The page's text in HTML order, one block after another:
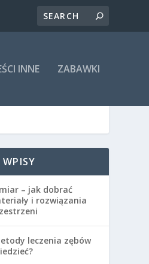
INNE ZABAWKI
– jak dobrać
i rozwiązania
leczenia zębów